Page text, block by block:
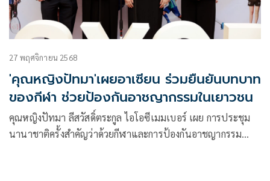
27 พฤศจิกายน 2568
'คุณหญิงปัทมา'เผยอาเซียน ร่วมยืนยันบทบาท
ของกีฬา ช่วยป้องกันอาชญากรรมในเยาวชน
คุณหญิงปัทมา ลีสวัสดิ์ตระกูล ไอโอซีเมมเบอร์ เผย การประชุม
นานาชาติครั้งสำคัญว่าด้วยกีฬาและการป้องกันอาชญากรรม